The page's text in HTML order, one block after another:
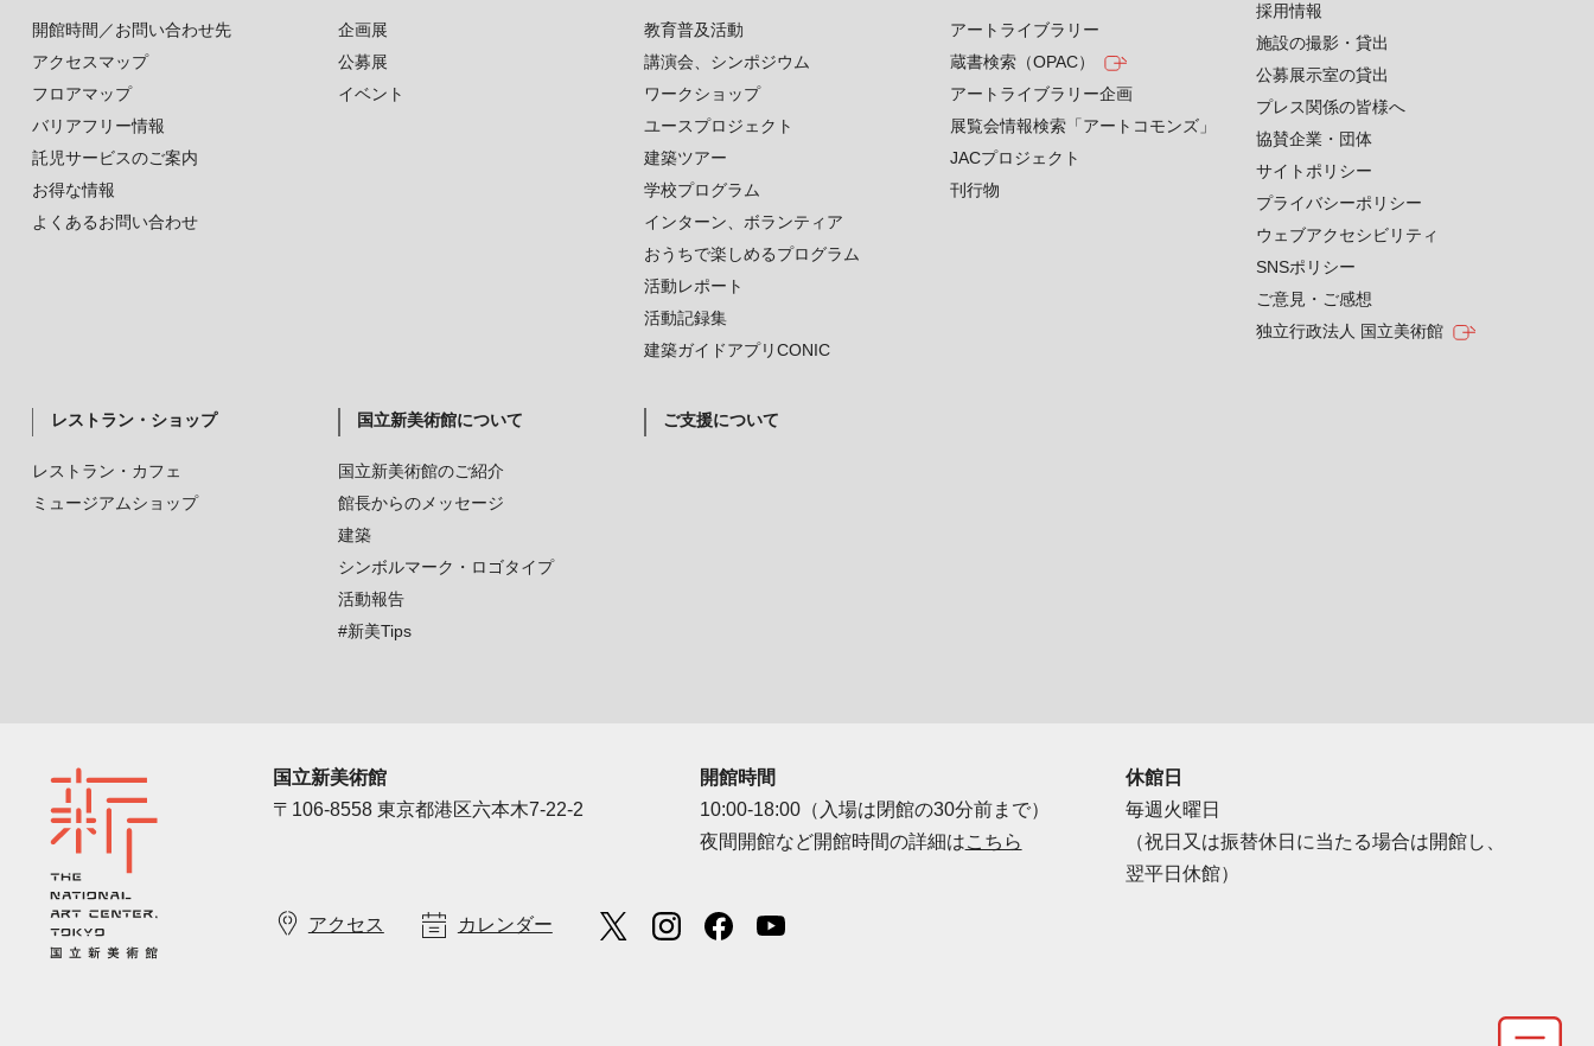
開館時間／お問い合わせ先
アクセスマップ
フロアマップ
バリアフリー情報
託児サービスのご案内
お得な情報
よくあるお問い合わせ
企画展
公募展
イベント
教育普及活動
講演会、シンポジウム
ワークショップ
ユースプロジェクト
建築ツアー
学校プログラム
インターン、ボランティア
おうちで楽しめるプログラム
活動レポート
活動記録集
建築ガイドアプリCONIC
アートライブラリー
蔵書検索（OPAC）
アートライブラリー企画
展覧会情報検索「アートコモンズ」
JACプロジェクト
刊行物
レストラン・ショップ
レストラン・カフェ
ミュージアムショップ
国立新美術館について
国立新美術館のご紹介
館長からのメッセージ
建築
シンボルマーク・ロゴタイプ
活動報告
#新美Tips
ご支援について
採用情報
施設の撮影・貸出
公募展示室の貸出
プレス関係の皆様へ
協賛企業・団体
サイトポリシー
プライバシーポリシー
ウェブアクセシビリティ
SNSポリシー
ご意見・ご感想
独立行政法人 国立美術館
国立新美術館
〒106-8558 東京都港区六本木7-22-2
開館時間
10:00-18:00（入場は閉館の30分前まで）
夜間開館など開館時間の詳細はこちら
休館日
毎週火曜日
（祝日又は振替休日に当たる場合は開館し、
翌平日休館）
アクセス カレンダー